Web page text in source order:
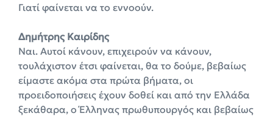
Γιατί φαίνεται να το εννοούν.
Δημήτρης Καιρίδης
Ναι. Αυτοί κάνουν, επιχειρούν να κάνουν,
τουλάχιστον έτσι φαίνεται, θα το δούμε, βεβαίως
είμαστε ακόμα στα πρώτα βήματα, οι
προειδοποιήσεις έχουν δοθεί και από την Ελλάδα
ξεκάθαρα, ο Έλληνας πρωθυπουργός και βεβαίως